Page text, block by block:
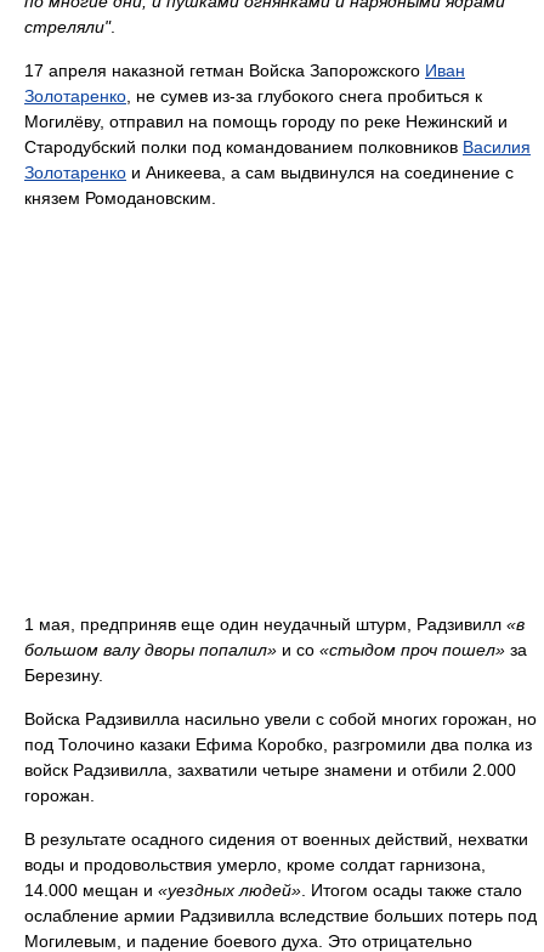
стреляли".
17 апреля наказной гетман Войска Запорожского Иван
Золотаренко , не сумев из-за глубокого снега пробиться к
Могилёву, отправил на помощь городу по реке Нежинский и
Стародубский полки под командованием полковников Василия
Золотаренко и Аникеева, а сам выдвинулся на соединение с
князем Ромодановским.
1 мая, предприняв еще один неудачный штурм, Радзивилл «в
большом валу дворы попалил» и со «стыдом проч пошел» за
Березину.
Войска Радзивилла насильно увели с собой многих горожан, но
под Толочино казаки Ефима Коробко, разгромили два полка из
войск Радзивилла, захватили четыре знамени и отбили 2.000
горожан.
В результате осадного сидения от военных действий, нехватки
воды и продовольствия умерло, кроме солдат гарнизона,
14.000 мещан и «уездных людей» . Итогом осады также стало
ослабление армии Радзивилла вследствие больших потерь под
Могилевым, и падение боевого духа. Это отрицательно